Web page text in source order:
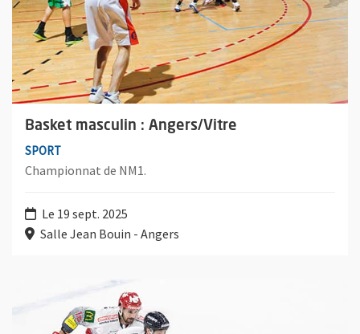
Basket masculin : Angers/Vitre
SPORT
Championnat de NM1.
Le 19 sept. 2025
Salle Jean Bouin - Angers
Plus d'information sur l'évènement : Hockey sur glace : Angers/